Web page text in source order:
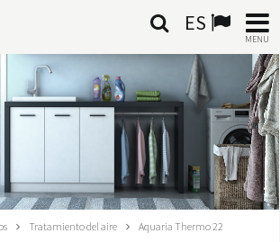
ES
MENU
Tratamiento del aire Aquaria Thermo 22